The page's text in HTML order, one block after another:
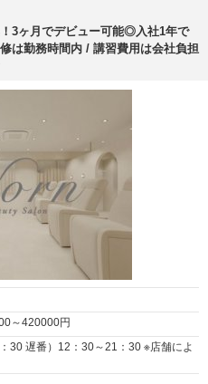
3ヶ月でデビュー可能◎入社1年で
は勤務時間内 / 講習費用は会社負担
～420000円
30 遅番）12：30～21：30 ※店舗によ